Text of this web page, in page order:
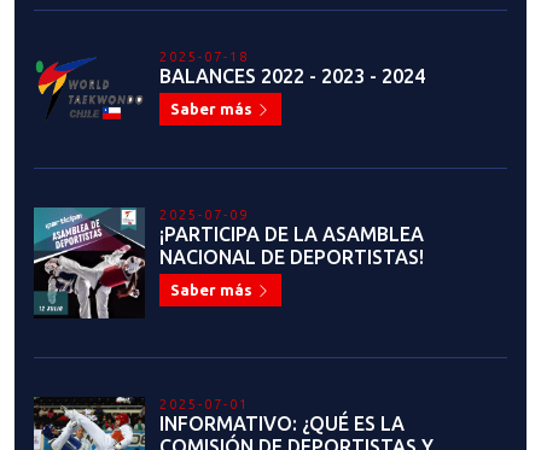
2025-07-18
BALANCES 2022 - 2023 - 2024
Saber más
2025-07-09
¡PARTICIPA DE LA ASAMBLEA
NACIONAL DE DEPORTISTAS!
Saber más
2025-07-01
INFORMATIVO: ¿QUÉ ES LA